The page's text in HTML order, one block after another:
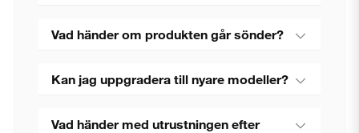
Vad händer om produkten går sönder?
Kan jag uppgradera till nyare modeller?
Vad händer med utrustningen efter